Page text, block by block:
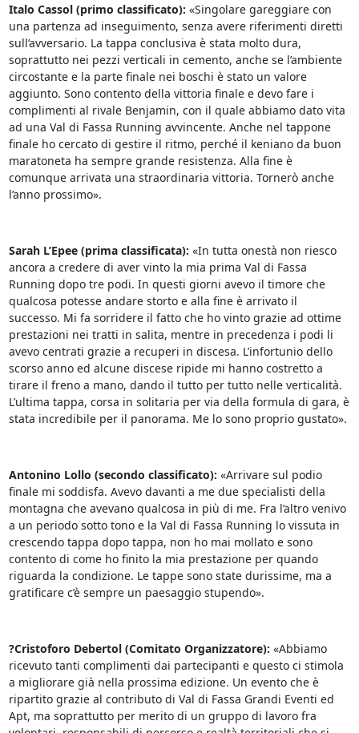
Italo Cassol (primo classificato): «Singolare gareggiare con
una partenza ad inseguimento, senza avere riferimenti diretti
sull’avversario. La tappa conclusiva è stata molto dura,
soprattutto nei pezzi verticali in cemento, anche se l’ambiente
circostante e la parte finale nei boschi è stato un valore
aggiunto. Sono contento della vittoria finale e devo fare i
complimenti al rivale Benjamin, con il quale abbiamo dato vita
ad una Val di Fassa Running avvincente. Anche nel tappone
finale ho cercato di gestire il ritmo, perché il keniano da buon
maratoneta ha sempre grande resistenza. Alla fine è
comunque arrivata una straordinaria vittoria. Tornerò anche
l’anno prossimo».
Sarah L’Epee (prima classificata): «In tutta onestà non riesco
ancora a credere di aver vinto la mia prima Val di Fassa
Running dopo tre podi. In questi giorni avevo il timore che
qualcosa potesse andare storto e alla fine è arrivato il
successo. Mi fa sorridere il fatto che ho vinto grazie ad ottime
prestazioni nei tratti in salita, mentre in precedenza i podi li
avevo centrati grazie a recuperi in discesa. L’infortunio dello
scorso anno ed alcune discese ripide mi hanno costretto a
tirare il freno a mano, dando il tutto per tutto nelle verticalità.
L’ultima tappa, corsa in solitaria per via della formula di gara, è
stata incredibile per il panorama. Me lo sono proprio gustato».
Antonino Lollo (secondo classificato): «Arrivare sul podio
finale mi soddisfa. Avevo davanti a me due specialisti della
montagna che avevano qualcosa in più di me. Fra l’altro venivo
a un periodo sotto tono e la Val di Fassa Running lo vissuta in
crescendo tappa dopo tappa, non ho mai mollato e sono
contento di come ho finito la mia prestazione per quando
riguarda la condizione. Le tappe sono state durissime, ma a
gratificare c’è sempre un paesaggio stupendo».
?Cristoforo Debertol (Comitato Organizzatore): «Abbiamo
ricevuto tanti complimenti dai partecipanti e questo ci stimola
a migliorare già nella prossima edizione. Un evento che è
ripartito grazie al contributo di Val di Fassa Grandi Eventi ed
Apt, ma soprattutto per merito di un gruppo di lavoro fra